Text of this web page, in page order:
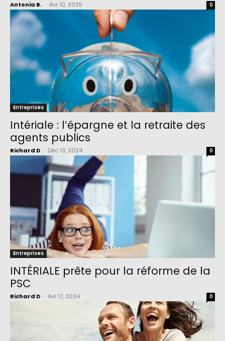
Antonia B. Avr 10, 2025 0
Entreprises
Intériale : l’épargne et la retraite des
agents publics
Richard D Déc 13, 2024 0
Entreprises
INTÉRIALE prête pour la réforme de la
PSC
Richard D Avr 17, 2024 0